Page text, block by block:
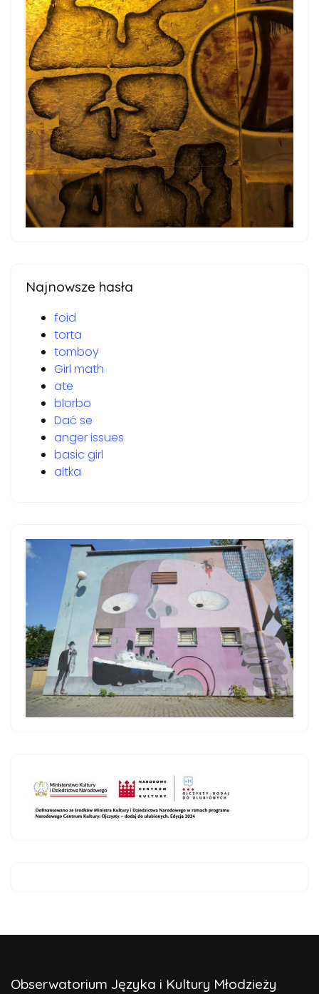
Najnowsze hasła
foid
torta
tomboy
Girl math
ate
blorbo
Dać se
anger issues
basic girl
altka
Obserwatorium Języka i Kultury Młodzieży